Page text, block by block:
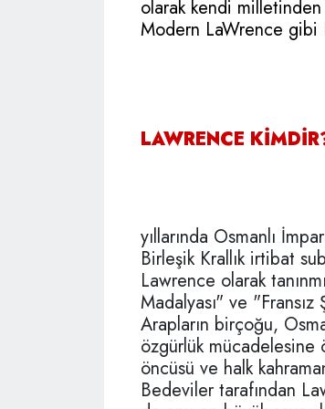
olarak kendi milletinden
Modern LaWrence gibi
LAWRENCE
yıllarında Osmanlı
Birleşik Krallık irtibat
Lawrence olarak
Madalyası" ve
Arapların birçoğu,
özgürlük mücadelesine
öncüsü ve halk
Bedeviler tarafından